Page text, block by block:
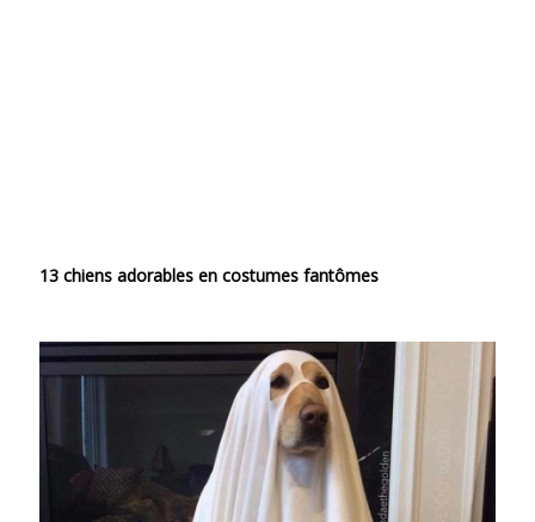
13 chiens adorables en costumes fantômes